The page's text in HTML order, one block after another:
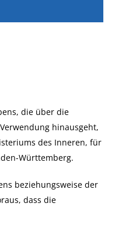
die über die
hinausgeht,
des Inneren, für
Württemberg.
beziehungsweise der
dass die